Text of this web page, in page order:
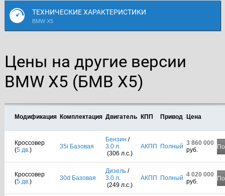
ТЕХНИЧЕСКИЕ ХАРАКТЕРИСТИКИ
BMW X5
Цены на другие версии
BMW X5 (БМВ Х5)
Модификация Комплектация Двигатель КПП Привод Цена
Кроссовер
(5 дв.) 35i Базовая
Бензин /
3.0 л.
(306 л.с.)
АКПП Полный 3 860 000
руб.
Кроссовер
(5 дв.) 30d Базовая
Дизель/
3.0 л.
(249 л.с.)
АКПП Полный 4 020 000
руб.